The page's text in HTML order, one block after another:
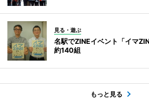
見る・遊ぶ
名駅でZINEイベント「イマ
約140組
もっと見る